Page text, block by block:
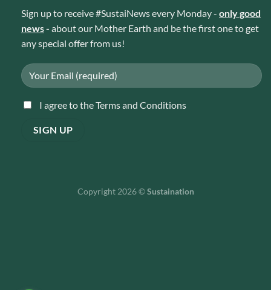
Sign up to receive #SustaiNews every Monday - only good
news- about our Mother Earth and be the first one to get
any special offer from us!
I agree to the Terms and Conditions
Copyright 2026 ©Sustaination